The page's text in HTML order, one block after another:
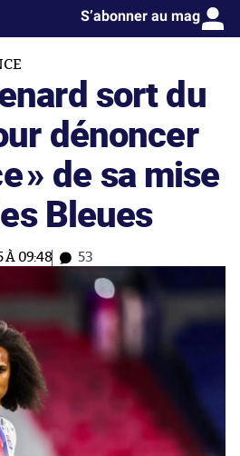
S’abonner au mag
sort du
dénoncer
» de sa mise
Bleues
À 09:48 53